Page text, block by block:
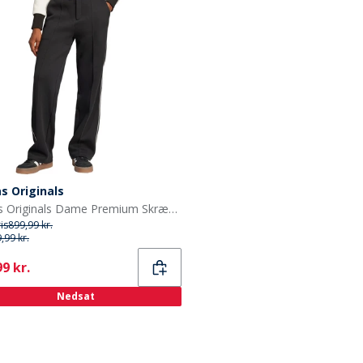
Originals
adidas Originals Dame Premium Skræddersyede Træningsbukser Sort
899,99 kr.
kr.
kr.
Nedsat